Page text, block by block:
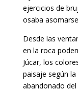
ejercicios de
osaba
Desde las
en la roca
Júcar, los
paisaje según
abandonado del